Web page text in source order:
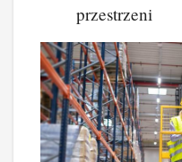
przestrzeni